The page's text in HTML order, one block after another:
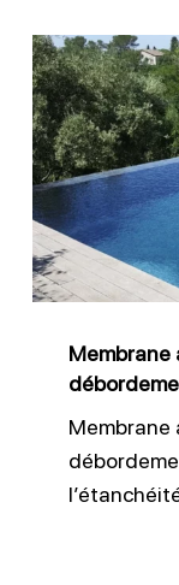
Membrane
armée
pour
piscine
à
débordement
Membrane
Membrane